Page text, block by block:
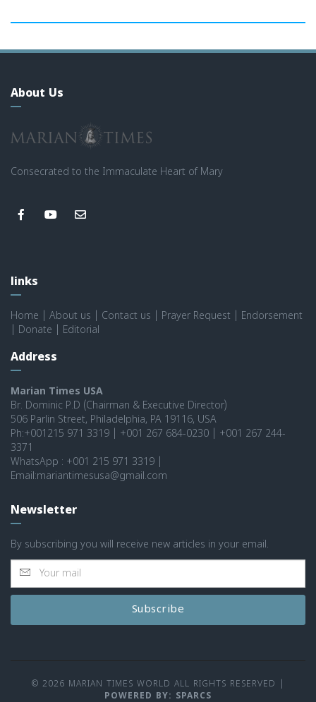
About Us
Consecrated to the Immaculate Heart of Mary
links
Home About us Contact us Prayer Request
Endorsement
Donate Editorial
Address
Marian Times USA
Br. Dominic P.D (Chairman & Executive Director)
506 Parlin Street, Philadelphia, PA 19116, USA
Ph:+001215 971 3319 | +001 267 684-0230 | +001 267 244-
3371
WhatsApp : +001 215 971 3319 |
Email:mariantimesusa@gmail.com
Newsletter
By subscribing you will receive new articles in your email.
Subscribe
© 2026 MARIAN TIMES WORLD ALL RIGHTS RESERVED
POWERED BY: SPARCS